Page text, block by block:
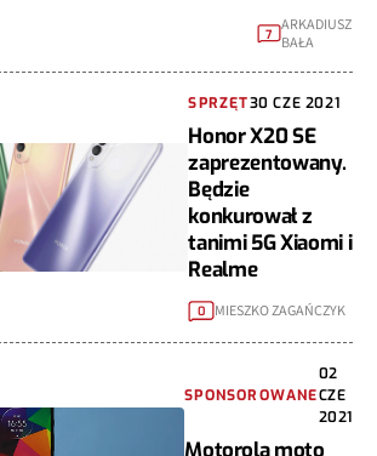
7
ARKADIUSZ
BAŁA
SPRZĘT30 CZE 2021
Honor X20 SE
zaprezentowany.
Będzie
konkurował z
tanimi 5G Xiaomi i
Realme
0 MIESZKO ZAGAŃCZYK
SPONSOROWANE
02
CZE
2021
Motorola moto